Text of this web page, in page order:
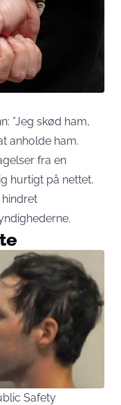
”Jeg skød ham,
anholde ham.
fra en
hurtigt på nettet.
Safety